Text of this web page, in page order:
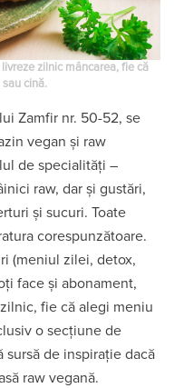
zilnic mâncarea, fie că
cină.
Zamfir nr. 50-52, se
vegan și raw
de specialități –
raw, dar și gustări,
și sucuri. Toate
corespunzătoare.
(meniul zilei, detox,
face și abonament,
fie că alegi meniu
o secțiune de
sursă de inspirație dacă
raw vegană.